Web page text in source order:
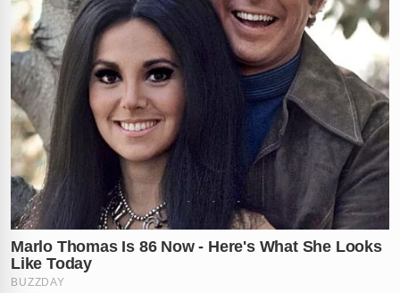
RECOMENDADOPARA VOCÊ
✕